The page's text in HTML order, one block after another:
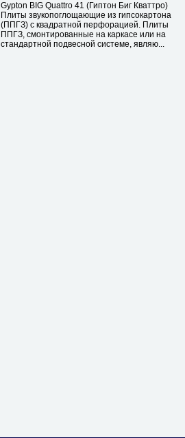
Gypton BIG Quattro 41 (Гиптон Биг Кваттро)
Плиты звукопоглощающие из гипсокартона
(ППГЗ) с квадратной перфорацией. Плиты
ППГЗ, смонтированные на каркасе или на
стандартной подвесной системе, являю...